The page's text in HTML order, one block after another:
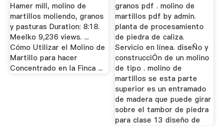
Hamer mill, molino de
martillos moliendo, granos
y pasturas Duration: 8:18.
Meelko 9,236 views. ...
Cómo Utilizar el Molino de
Martillo para hacer
Concentrado en la Finca ...
granos pdf . molino de
martillos pdf by admin.
planta de procesamiento
de piedra de caliza.
Servicio en línea. diseÑo y
construcciÓn de un molino
de tipo . molino de
martillos se esta parte
superior es un entramado
de madera que puede girar
sobre el tambor de piedra
para clase 13 diseño de